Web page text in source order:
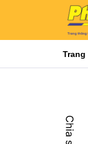
Trang